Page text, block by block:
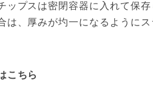
ップスは密閉容器に入れて保存
は、厚みが圴一になるようにス
こちら